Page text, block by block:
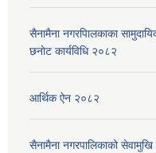
सैनामैना नगरपािलकाका
छनाेट कार्यविधि २०८२
आर्थिक ऐन २०८२
सैनामैना नगरपालिकाको